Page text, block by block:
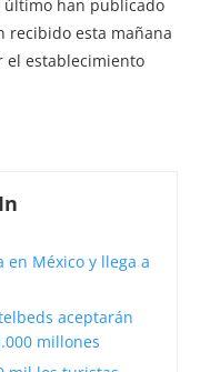
último han publicado
recibido esta mañana
el establecimiento
en México y llega a
aceptarán
millones